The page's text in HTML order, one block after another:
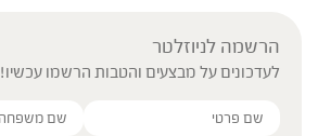
הרשמה לניוזלטר
לעדכונים על מבצעים והטבות הרשמו עכשיו!